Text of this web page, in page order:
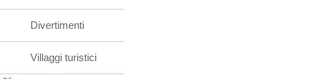
Divertimenti
Villaggi turistici